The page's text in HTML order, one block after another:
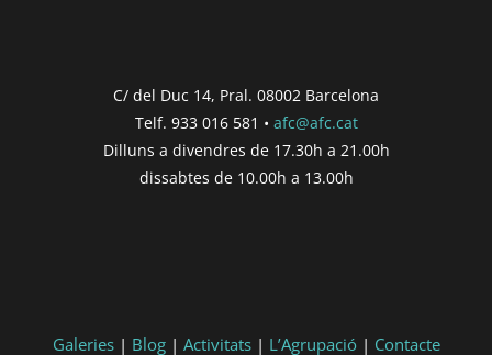
C/ del Duc 14, Pral. 08002 Barcelona
Telf. 933 016 581 • afc@afc.cat
Dilluns a divendres de 17.30h a 21.00h
dissabtes de 10.00h a 13.00h
Galeries| Blog| Activitats| L’Agrupació| Contacte